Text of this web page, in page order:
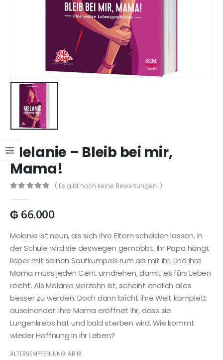
Melanie – Bleib bei mir,
Mama!
( Es gibt noch keine Bewertungen. )
₲ 66.000
Melanie ist neun, als sich ihre Eltern scheiden lassen. In
der Schule wird sie deswegen gemobbt. Ihr Papa hängt
lieber mit seinen Saufkumpels rum als mit ihr. Und ihre
Mama muss jeden Cent umdrehen, damit es fürs Leben
reicht. Als Melanie vierzehn ist, scheint endlich alles
besser zu werden. Doch dann bricht ihre Welt komplett
auseinander: Ihre Mama eröffnet ihr, dass sie
Lungenkrebs hat und bald sterben wird. Wie kommt
wieder Hoffnung in ihr Leben?
ALTERSEMPFEHLUNG: AB 18